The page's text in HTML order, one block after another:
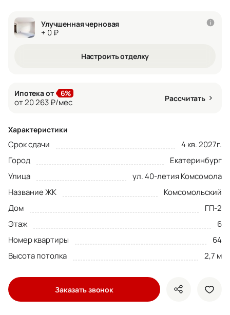
Улучшенная черновая
+ 0 ₽
Настроить отделку
Ипотека от 6%
от 20 263 ₽/мес Рассчитать
Характеристики
Срок сдачи
4 кв. 2027г.
Город
Екатеринбург
Улица
ул. 40-летия Комсомола
Название ЖК
Комсомольский
Дом
ГП-2
Этаж
6
Номер квартиры
64
Высота потолка
2,7 м
Заказать звонок показать